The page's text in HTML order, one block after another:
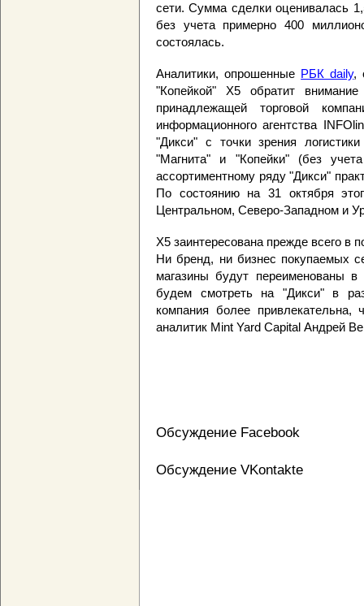
сети. Сумма сделки оценивалась
без учета примерно 400
состоялась.
Аналитики, опрошенные РБК daily,
"Копейкой" X5 обратит
принадлежащей торговой
информационного агентства
"Дикси" с точки зрения
"Магнита" и "Копейки" (без
ассортиментному ряду "Дикси"
По состоянию на 31 октября
Центральном, Северо-Западном и
Х5 заинтересована прежде всего в
Ни бренд, ни бизнес покупаемых
магазины будут переименованы
будем смотреть на "Дикси" в
компания более привлекательна,
аналитик Mint Yard Capital Андрей
Обсуждение Facebook
Обсуждение VKontakte